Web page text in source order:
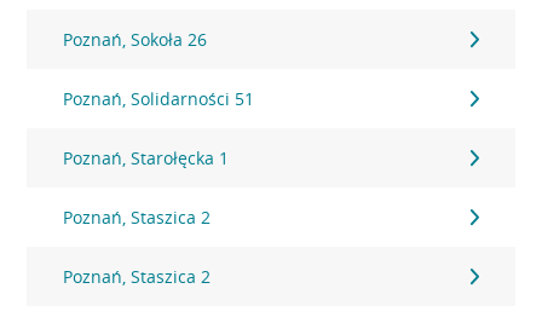
Poznań, Sokoła 26
Poznań, Solidarności 51
Poznań, Starołęcka 1
Poznań, Staszica 2
Poznań, Staszica 2